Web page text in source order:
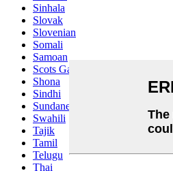
Sinhala
Slovak
Slovenian
Somali
Samoan
Scots Gaelic
Shona
Sindhi
Sundanese
Swahili
Tajik
Tamil
Telugu
Thai